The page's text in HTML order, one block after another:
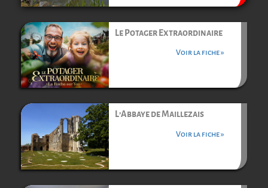
Le Potager Extraordinaire
Voir la fiche »
L’Abbaye de Maillezais
Voir la fiche »